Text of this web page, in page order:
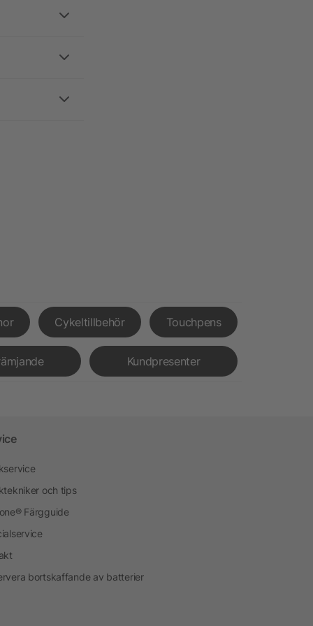
Cykeltillbehör Touchpens
Kundpresenter
och tips
Färgguide
bortskaffande av batterier